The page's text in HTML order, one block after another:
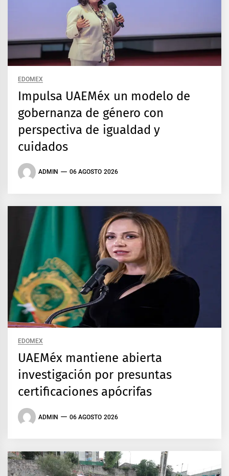
EDOMEX
Impulsa UAEMéx un modelo de
gobernanza de género con
perspectiva de igualdad y
cuidados
ADMIN 06 AGOSTO 2026
EDOMEX
UAEMéx mantiene abierta
investigación por presuntas
certificaciones apócrifas
ADMIN 06 AGOSTO 2026